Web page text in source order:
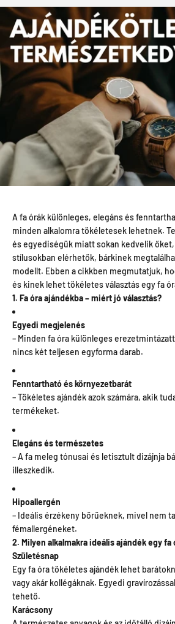
A fa órák különleges, elegáns és
minden alkalomra tökéletesek lehetnek.
és egyediségük miatt sokan kedvelik
stílusokban elérhetők, bárkinek
modellt. Ebben a cikkben megmutatjuk,
és kinek lehet tökéletes választás egy fa
1. Fa óra ajándékba – miért jó választás?
Egyedi megjelenés
– Minden fa óra különleges
nincs két teljesen egyforma darab.
Fenntartható és környezetbarát
– Tökéletes ajándék azok számára, akik
termékeket.
Elegáns és természetes
– A fa meleg tónusai és letisztult dizájnja
illeszkedik.
Hipoallergén
– Ideális érzékeny bőrűeknek, mivel nem
fémallergéneket.
2. Milyen alkalmakra ideális ajándék egy fa
Születésnap
Egy fa óra tökéletes ajándék lehet
vagy akár kollégáknak. Egyedi
tehető.
Karácsony